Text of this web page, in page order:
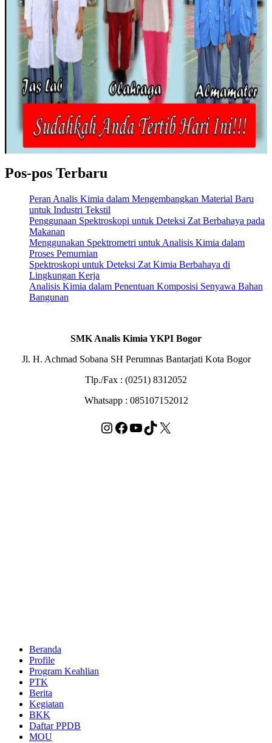
Pos-pos Terbaru
Peran Analis Kimia dalam Mengembangkan Material Baru
untuk Industri Tekstil
Penggunaan Spektroskopi untuk Deteksi Zat Berbahaya pada
Makanan
Menggunakan Spektrometri untuk Analisis Kimia dalam
Proses Pemurnian
Spektroskopi untuk Deteksi Zat Kimia Berbahaya di
Lingkungan Kerja
Analisis Kimia dalam Penentuan Komposisi Senyawa Bahan
Bangunan
SMK Analis Kimia YKPI Bogor
Jl. H. Achmad Sobana SH Perumnas Bantarjati Kota Bogor
Tlp./Fax : (0251) 8312052
Whatsapp : 085107152012
Instagram
Facebook
YouTube
TikTok
X
Beranda
Profile
Program Keahlian
PTK
Berita
Kegiatan
BKK
Daftar PPDB
MOU